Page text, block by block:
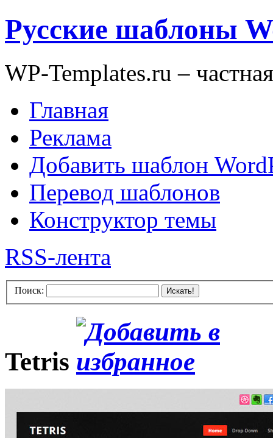
Русские шаблоны
WP-Templates.ru –
Главная
Реклама
Добавить шаблон
Перевод шаблонов
Конструктор темы
RSS-лента
Поиск: Искать!
Tetris